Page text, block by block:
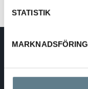
STATISTIK
MARKNADSFÖRING
DaloLindén AB
Telefon: 0370-69 55 30
Adress: Silkesvägen 27